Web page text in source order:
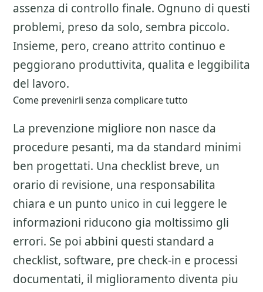
assenza di controllo finale. Ognuno di questi
problemi, preso da solo, sembra piccolo.
Insieme, pero, creano attrito continuo e
peggiorano produttivita, qualita e leggibilita
del lavoro.
Come prevenirli senza complicare tutto
La prevenzione migliore non nasce da
procedure pesanti, ma da standard minimi
ben progettati. Una checklist breve, un
orario di revisione, una responsabilita
chiara e un punto unico in cui leggere le
informazioni riducono gia moltissimo gli
errori. Se poi abbini questi standard a
checklist, software, pre check-in e processi
documentati, il miglioramento diventa piu